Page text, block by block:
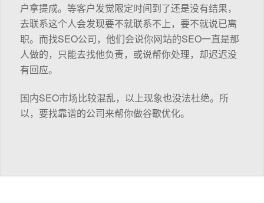
户拿提成。等客户发觉限定时间到了还是没有结果，
去联系这个人会发现要不就联系不上，要不就说已离
职。而找SEO公司，他们会说你网站的SEO一直是那
人做的，只能去找他负责，或说帮你处理，却迟迟没
有回应。
国内SEO市场比较混乱，以上现象也没法杜绝。所
以，要找靠谱的公司来帮你做谷歌优化。